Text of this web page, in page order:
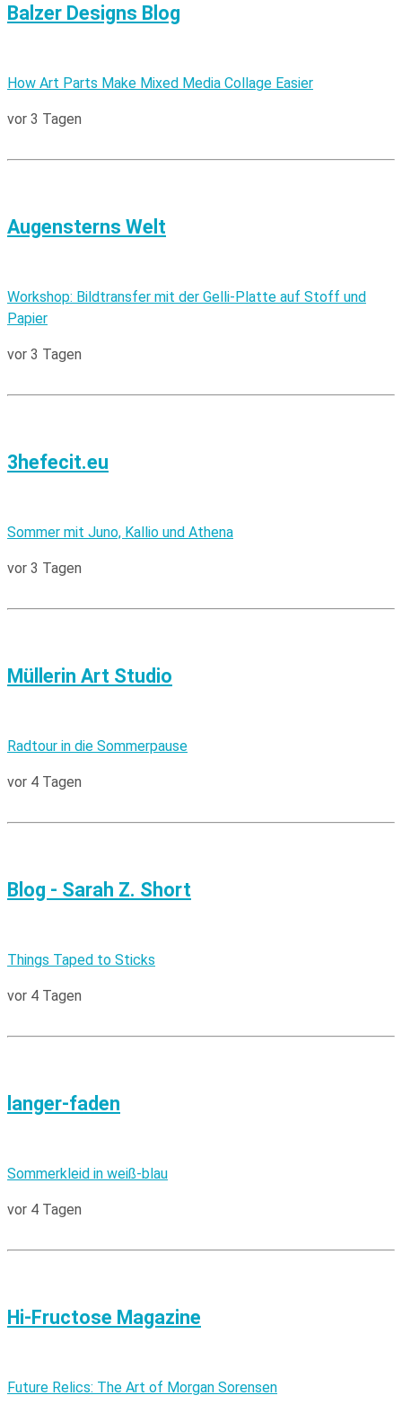
Balzer Designs Blog
How Art Parts Make Mixed Media Collage Easier
vor 3 Tagen
Augensterns Welt
Workshop: Bildtransfer mit der Gelli-Platte auf Stoff und
Papier
vor 3 Tagen
3hefecit.eu
Sommer mit Juno, Kallio und Athena
vor 3 Tagen
Müllerin Art Studio
Radtour in die Sommerpause
vor 4 Tagen
Blog - Sarah Z. Short
Things Taped to Sticks
vor 4 Tagen
langer-faden
Sommerkleid in weiß-blau
vor 4 Tagen
Hi-Fructose Magazine
Future Relics: The Art of Morgan Sorensen